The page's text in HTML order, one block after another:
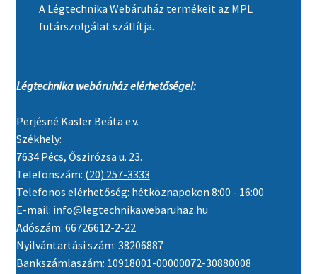
A Légtechnika Webáruház termékeit az MPL
futárszolgálat szállítja.
Légtechnika webáruház elérhetőségei:
Perjésné Kasler Beáta e.v.
Székhely:
7634 Pécs, Őszirózsa u. 23.
Telefonszám: (20) 257-3333
Telefonos elérhetőség: hétköznapokon 8:00 - 16:00
E-mail: info@legtechnikawebaruhaz.hu
Adószám: 66726612-2-22
Nyilvántartási szám: 38206887
Bankszámlaszám: 10918001-00000072-30880008